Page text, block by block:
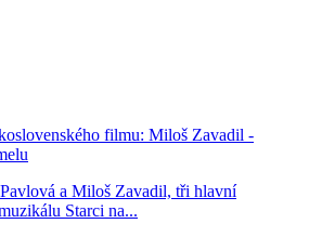
filmu: Miloš Zavadil -
a Miloš Zavadil, tři hlavní
Starci na...